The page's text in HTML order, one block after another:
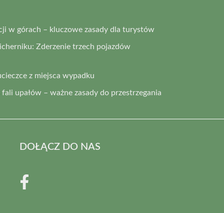
w górach – kluczowe zasady dla turystów
Zderzenie trzech pojazdów
z miejsca wypadku
upałów – ważne zasady do przestrzegania
DOŁĄCZ DO NAS